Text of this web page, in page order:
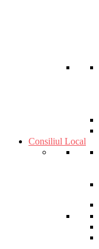
Consiliul Local